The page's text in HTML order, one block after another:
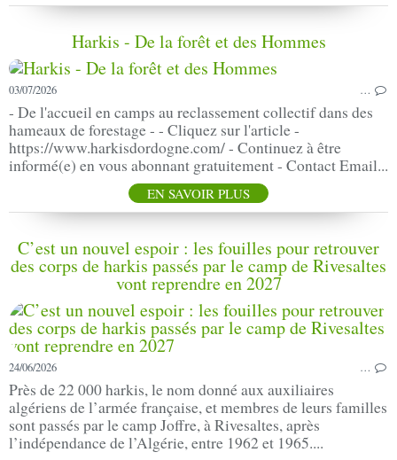
Harkis - De la forêt et des Hommes
03/07/2026 …
- De l'accueil en camps au reclassement collectif dans des
hameaux de forestage - - Cliquez sur l'article -
https://www.harkisdordogne.com/ - Continuez à être
informé(e) en vous abonnant gratuitement - Contact Email...
EN SAVOIR PLUS
C’est un nouvel espoir : les fouilles pour retrouver
des corps de harkis passés par le camp de Rivesaltes
vont reprendre en 2027
24/06/2026 …
Près de 22 000 harkis, le nom donné aux auxiliaires
algériens de l’armée française, et membres de leurs familles
sont passés par le camp Joffre, à Rivesaltes, après
l’indépendance de l’Algérie, entre 1962 et 1965....